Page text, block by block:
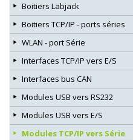
Boitiers Labjack
Boitiers TCP/IP - ports séries
WLAN - port Série
Interfaces TCP/IP vers E/S
Interfaces bus CAN
Modules USB vers RS232
Modules USB vers E/S
Modules TCP/IP vers Série